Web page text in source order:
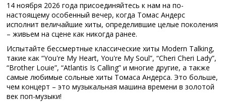
14 ноября 2026 года присоединяйтесь к нам на по-
настоящему особенный вечер, когда Томас Андерс
исполнит величайшие хиты, определившие целые поколения
– живьем на сцене как никогда ранее.
Испытайте бессмертные классические хиты Modern Talking,
такие как “You're My Heart, You're My Soul”, “Cheri Cheri Lady”,
“Brother Louie”, “Atlantis Is Calling” и многие другие, а также
самые любимые сольные хиты Томаса Андерса. Это больше,
чем концерт – это музыкальная машина времени в золотой
век поп-музыки!